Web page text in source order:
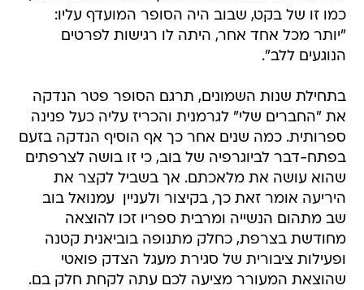
כמו זו של בקט, שבוב היה הסופר המועדף עליו:
"יותר מכל אחד אחר, היתה לו רגישות לפרטים
הנוגעים ללב".
בתחילת שנות השמונים, תרגם הסופר פטר הנדקה
את "החברים שלי" לגרמנית והכריז עליה כעל פנינה
ספרותית. כמה שנים אחר כך אף הוסיף הנדקה בזעם
בפתח-דבר לביוגרפיה של בוב, כי זו בושה לצרפתים
שהוא עושה את מלאכתם. אך בשביל לקצר את
היריעה אומר זאת כך, בקיצור ולעניין  עמנואל בוב
שב מתהום הנשייה ומרבית ספריו זכו להוצאה
מחודשת בצרפת, כחלק מתנופה בוביאנית קטנה
ופעילות ציבורית של סגירת מעגל הצדק פואטי
שהוצאת המעורר מציעה לכם עתה לקחת חלק בם.